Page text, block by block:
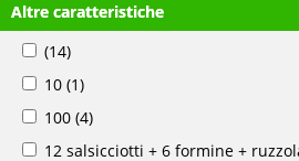
Altre caratteristiche
(14)
10 (1)
100 (4)
12 salsicciotti + 6 formine +